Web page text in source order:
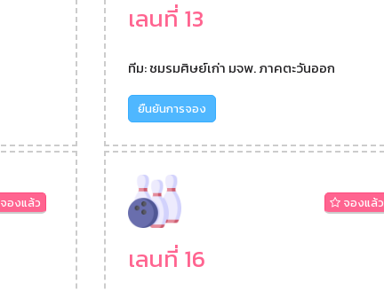
เลนที่ 13
ทีม: ชมรมศิษย์เก่า มจพ. ภาคตะวันออก
ยืนยันการจอง
จองแล้ว
เลนที่ 16
จองแล้ว